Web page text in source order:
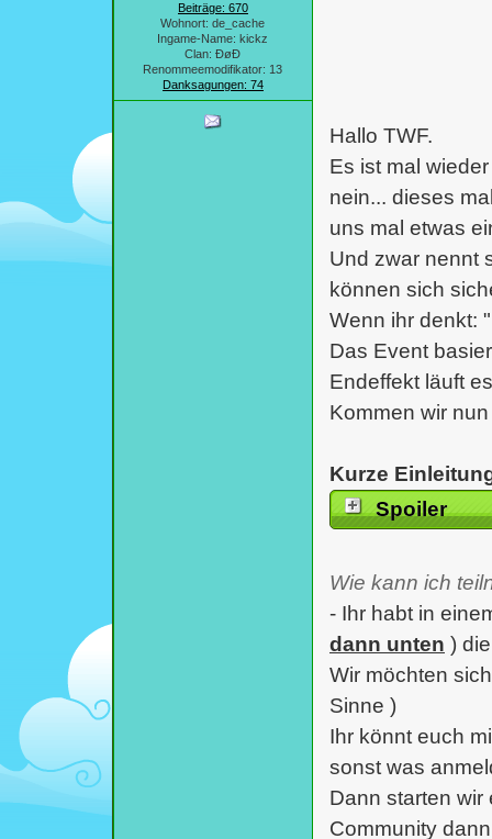
Beiträge: 670
Wohnort: de_cache
Ingame-Name: kickz
Clan: ÐøÐ
Renommeemodifikator: 13
Danksagungen: 74
Hallo TWF.
Es ist mal
nein... dieses
uns mal etwas
Und zwar nennt
können sich
Wenn ihr denkt:
Das Event
Endeffekt läuft
Kommen wir
Kurze
Spoiler
Wie kann ich
- Ihr habt in
dann unten )
Wir möchten
Sinne )
Ihr könnt euch
sonst was
Dann starten wir
Community